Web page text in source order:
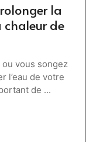
la
chaleur de
ou vous songez
l’eau de votre
de ...